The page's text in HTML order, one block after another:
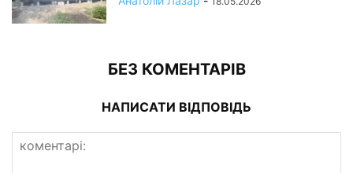
БЕЗ КОМЕНТАРІВ
НАПИСАТИ ВІДПОВІДЬ